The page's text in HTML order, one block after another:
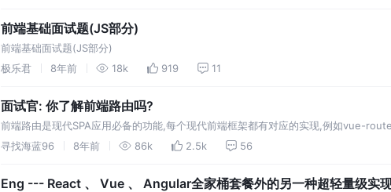
前端基础面试题(JS部分)
前端基础面试题(JS部分)
极乐君
8年前 18k 919 11
面试官: 你了解前端路由吗?
前端路由是现代SPA应用必备的功能,每个现代前端框架都有对应的实现,例如vue-
的实现，因为不管是哪种路由无外乎用兼容性更好的hash实现或者是H5 History实现
寻找海蓝96 8年前 86k 2.5k 56
Eng --- React 、 Vue 、 Angular全家桶套餐外的另一种超轻量级实